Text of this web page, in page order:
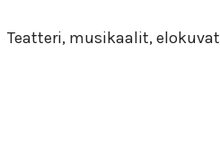
Teatro
Teatteri, musikaalit, elokuvat